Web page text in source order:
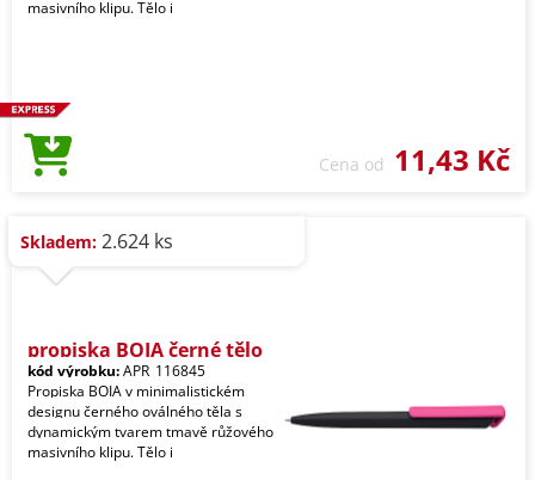
masivního klipu. Tělo i
Cena od 11,43 Kč
Skladem: 2.624 ks
propiska BOIA černé tělo
kód výrobku:APR_116845
Propiska BOIA v minimalistickém
designu černého oválného těla s
dynamickým tvarem tmavě růžového
masivního klipu. Tělo i